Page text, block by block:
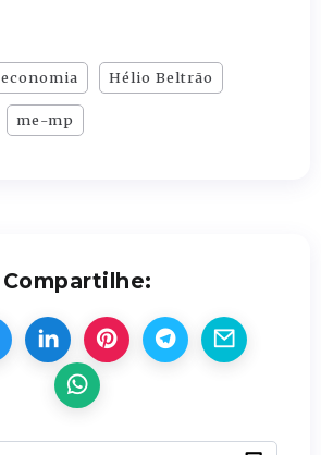
economia Hélio Beltrão
me-mp
Compartilhe: